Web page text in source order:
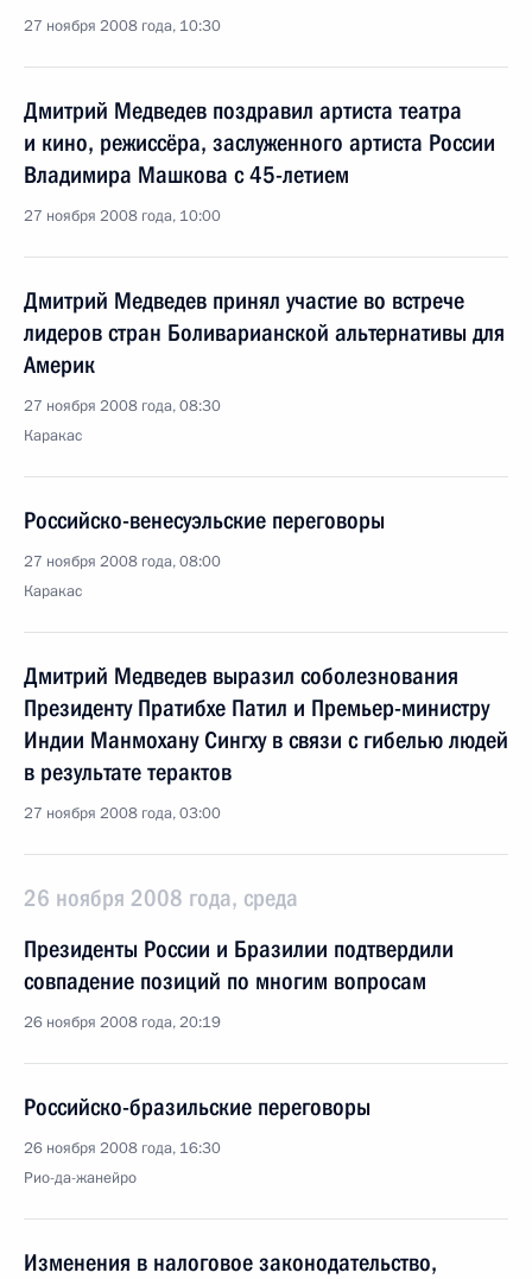
27 ноября 2008 года, 10:30
Дмитрий Медведев поздравил артиста театра
и кино, режиссёра, заслуженного артиста России
Владимира Машкова с 45-летием
27 ноября 2008 года, 10:00
Дмитрий Медведев принял участие во встрече
лидеров стран Боливарианской альтернативы для
Америк
27 ноября 2008 года, 08:30
Каракас
Российско-венесуэльские переговоры
27 ноября 2008 года, 08:00
Каракас
Дмитрий Медведев выразил соболезнования
Президенту Пратибхе Патил и Премьер-министру
Индии Манмохану Сингху в связи с гибелью людей
в результате терактов
27 ноября 2008 года, 03:00
26 ноября 2008 года, среда
Президенты России и Бразилии подтвердили
совпадение позиций по многим вопросам
26 ноября 2008 года, 20:19
Российско-бразильские переговоры
26 ноября 2008 года, 16:30
Рио-да-жанейро
Изменения в налоговое законодательство,